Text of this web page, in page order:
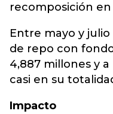
recomposición
Entre mayo y
de repo con
4,887 millones y
casi en su
Impacto